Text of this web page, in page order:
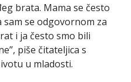
brata. Mama se često
sam se odgovornom za
i ja često smo bili
piše čitateljica s
u mladosti.